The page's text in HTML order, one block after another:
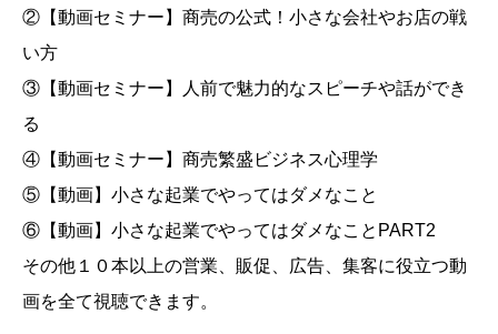
②【動画セミナー】商売の公式！小さな会社やお店の戦
い方
③【動画セミナー】人前で魅力的なスピーチや話ができ
る
④【動画セミナー】商売繁盛ビジネス心理学
⑤【動画】小さな起業でやってはダメなこと
⑥【動画】小さな起業でやってはダメなことPART2
その他１０本以上の営業、販促、広告、集客に役立つ動
画を全て視聴できます。